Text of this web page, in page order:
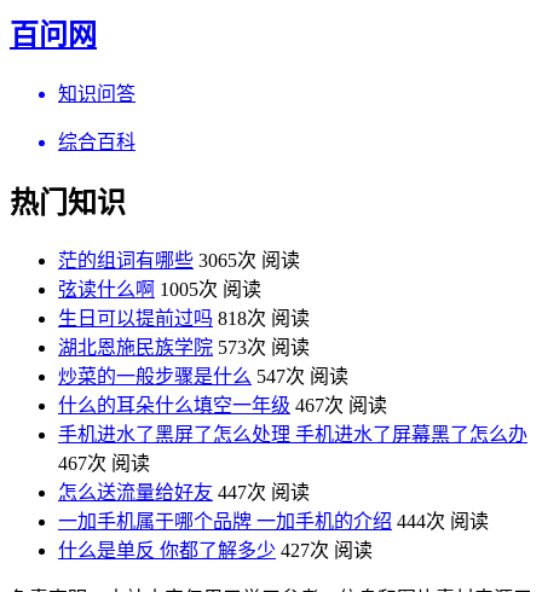
百问网
知识问答
综合百科
热门知识
茫的组词有哪些 3065次 阅读
弦读什么啊 1005次 阅读
生日可以提前过吗 818次 阅读
湖北恩施民族学院 573次 阅读
炒菜的一般步骤是什么 547次 阅读
什么的耳朵什么填空一年级 467次 阅读
手机进水了黑屏了怎么处理 手机进水了屏幕黑了怎么办
467次 阅读
怎么送流量给好友 447次 阅读
一加手机属于哪个品牌 一加手机的介绍 444次 阅读
什么是单反 你都了解多少 427次 阅读